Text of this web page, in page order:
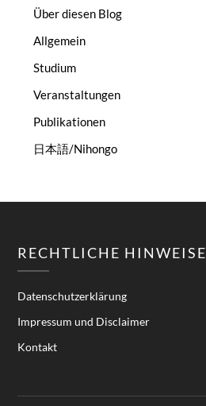
Über diesen Blog
Allgemein
Studium
Veranstaltungen
Publikationen
日本語/Nihongo
RECHTLICHE HINWEISE
Datenschutzerklärung
Impressum und Disclaimer
Kontakt